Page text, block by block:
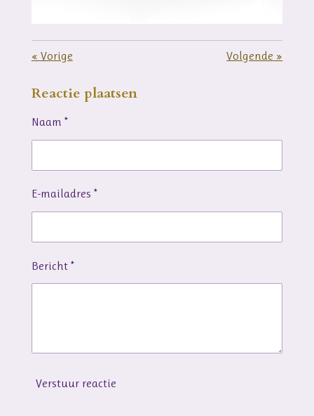
« Vorige Volgende »
Reactie plaatsen
Naam *
E-mailadres *
Bericht *
Verstuur reactie